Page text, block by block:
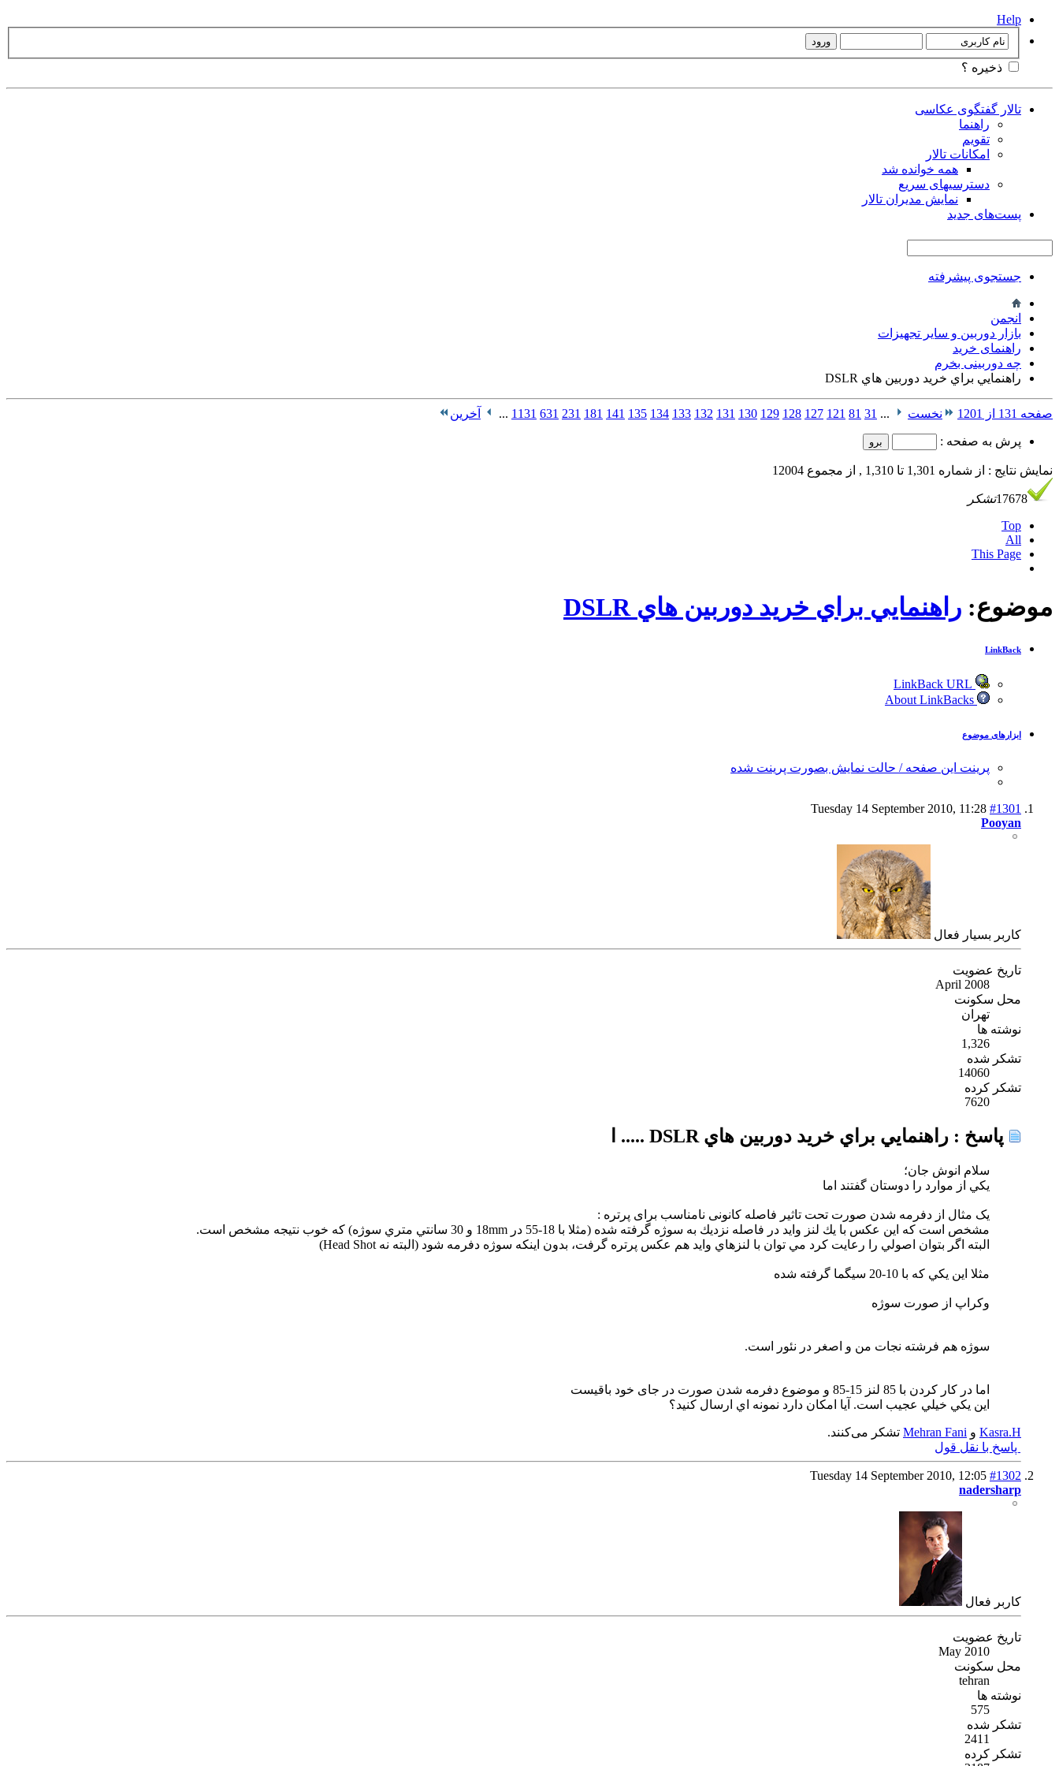
Help
ذخیره ؟
تالار گفتگوی عکاسی
راهنما
تقویم
امکانات تالار
همه خوانده شد
دسترسیهای سریع
نمایش مدیران تالار
پست‌های جدید
جستجوی پیشرفته
انجمن
بازار دوربین و سایر تجهیزات
راهنمای خرید
چه دوربینی بخرم
راهنمايي براي خريد دوربين هاي DSLR
صفحه 131 از 1201 نخست ...
31
81
121
127
128
129
130
131
132
133
134
135
141
181
231
631
1131
... آخرین
پرش به صفحه :
نمایش نتایج : از شماره 1,301 تا 1,310 , از مجموع 12004
17678تشکر
Top
All
This Page
موضوع: راهنمايي براي خريد دوربين هاي DSLR
LinkBack
ابزارهای موضوع
پرینت این صفحه / حالت نمایش بصورت پرینت شده
Tuesday 14 September 2010, 11:28 #1301
Pooyan
كاربر بسیار فعال
تاریخ عضویت
April 2008
محل سکونت
تهران
نوشته ها
1,326
تشکر شده
14060
تشکر کرده
7620
پاسخ : راهنمايي براي خريد دوربين هاي DSLR ..... ا
سلام انوش جان؛
يكي از موارد را دوستان گفتند اما
یک مثال از دفرمه شدن صورت تحت تاثیر فاصله کانونی نامناسب برای پرتره :
مشخص است كه اين عكس با يك لنز وايد در فاصله نزديك به سوژه گرفته شده (مثلا با 18-55 در 18mm و 30 سانتي متري سوژه) كه خوب نتيجه مشخص است.
البته اگر بتوان اصولي را رعايت كرد مي توان با لنزهاي وايد هم عكس پرتره گرفت، بدون اينكه سوژه دفرمه شود (البته نه Head Shot)
مثلا اين يكي كه با 10-20 سيگما گرفته شده
وكراپ از صورت سوژه
سوژه هم فرشته نجات من و اصغر در نئور است.
اما در کار کردن با 85 لنز 15-85 و موضوع دفرمه شدن صورت در جای خود باقیست
اين يكي خيلي عجيب است. آيا امكان دارد نمونه اي ارسال كنيد؟
Kasra.H و Mehran Fani تشکر می‌کنند.
پاسخ با نقل قول
Tuesday 14 September 2010, 12:05 #1302
nadersharp
كاربر فعال
تاریخ عضویت
May 2010
محل سکونت
tehran
نوشته ها
575
تشکر شده
2411
تشکر کرده